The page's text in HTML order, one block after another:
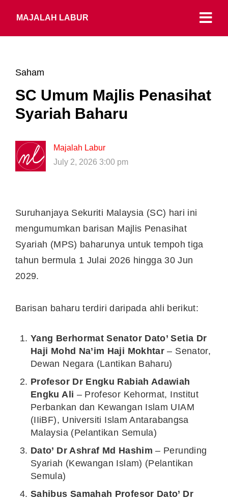
MAJALAH LABUR
Saham
SC Umum Majlis Penasihat
Syariah Baharu
Majalah Labur
July 2, 2026 3:00 pm
Suruhanjaya Sekuriti Malaysia (SC) hari ini
mengumumkan barisan Majlis Penasihat
Syariah (MPS) baharunya untuk tempoh tiga
tahun bermula 1 Julai 2026 hingga 30 Jun
2029.
Barisan baharu terdiri daripada ahli berikut:
Yang Berhormat Senator Dato’ Setia Dr
Haji Mohd Na’im Haji Mokhtar – Senator,
Dewan Negara (Lantikan Baharu)
Profesor Dr Engku Rabiah Adawiah
Engku Ali – Profesor Kehormat, Institut
Perbankan dan Kewangan Islam UIAM
(IIiBF), Universiti Islam Antarabangsa
Malaysia (Pelantikan Semula)
Dato’ Dr Ashraf Md Hashim – Perunding
Syariah (Kewangan Islam) (Pelantikan
Semula)
Sahibus Samahah Profesor Dato’ Dr